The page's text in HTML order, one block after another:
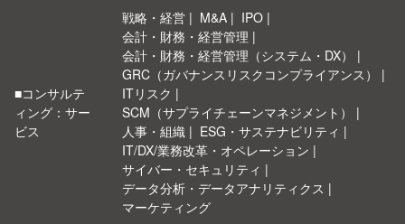
■コンサルテ
ィング：サー
ビス
戦略・経営 M&A
IPO
会計・財務・経営管理
会計・財務・経営管理（システム・DX）
GRC（ガバナンスリスクコンプライアンス）
ITリスク
SCM（サプライチェーンマネジメント）
人事・組織
ESG・サステナビリティ
IT/DX/業務改革・オペレーション
サイバー・セキュリティ
データ分析・データアナリティクス
マーケティング